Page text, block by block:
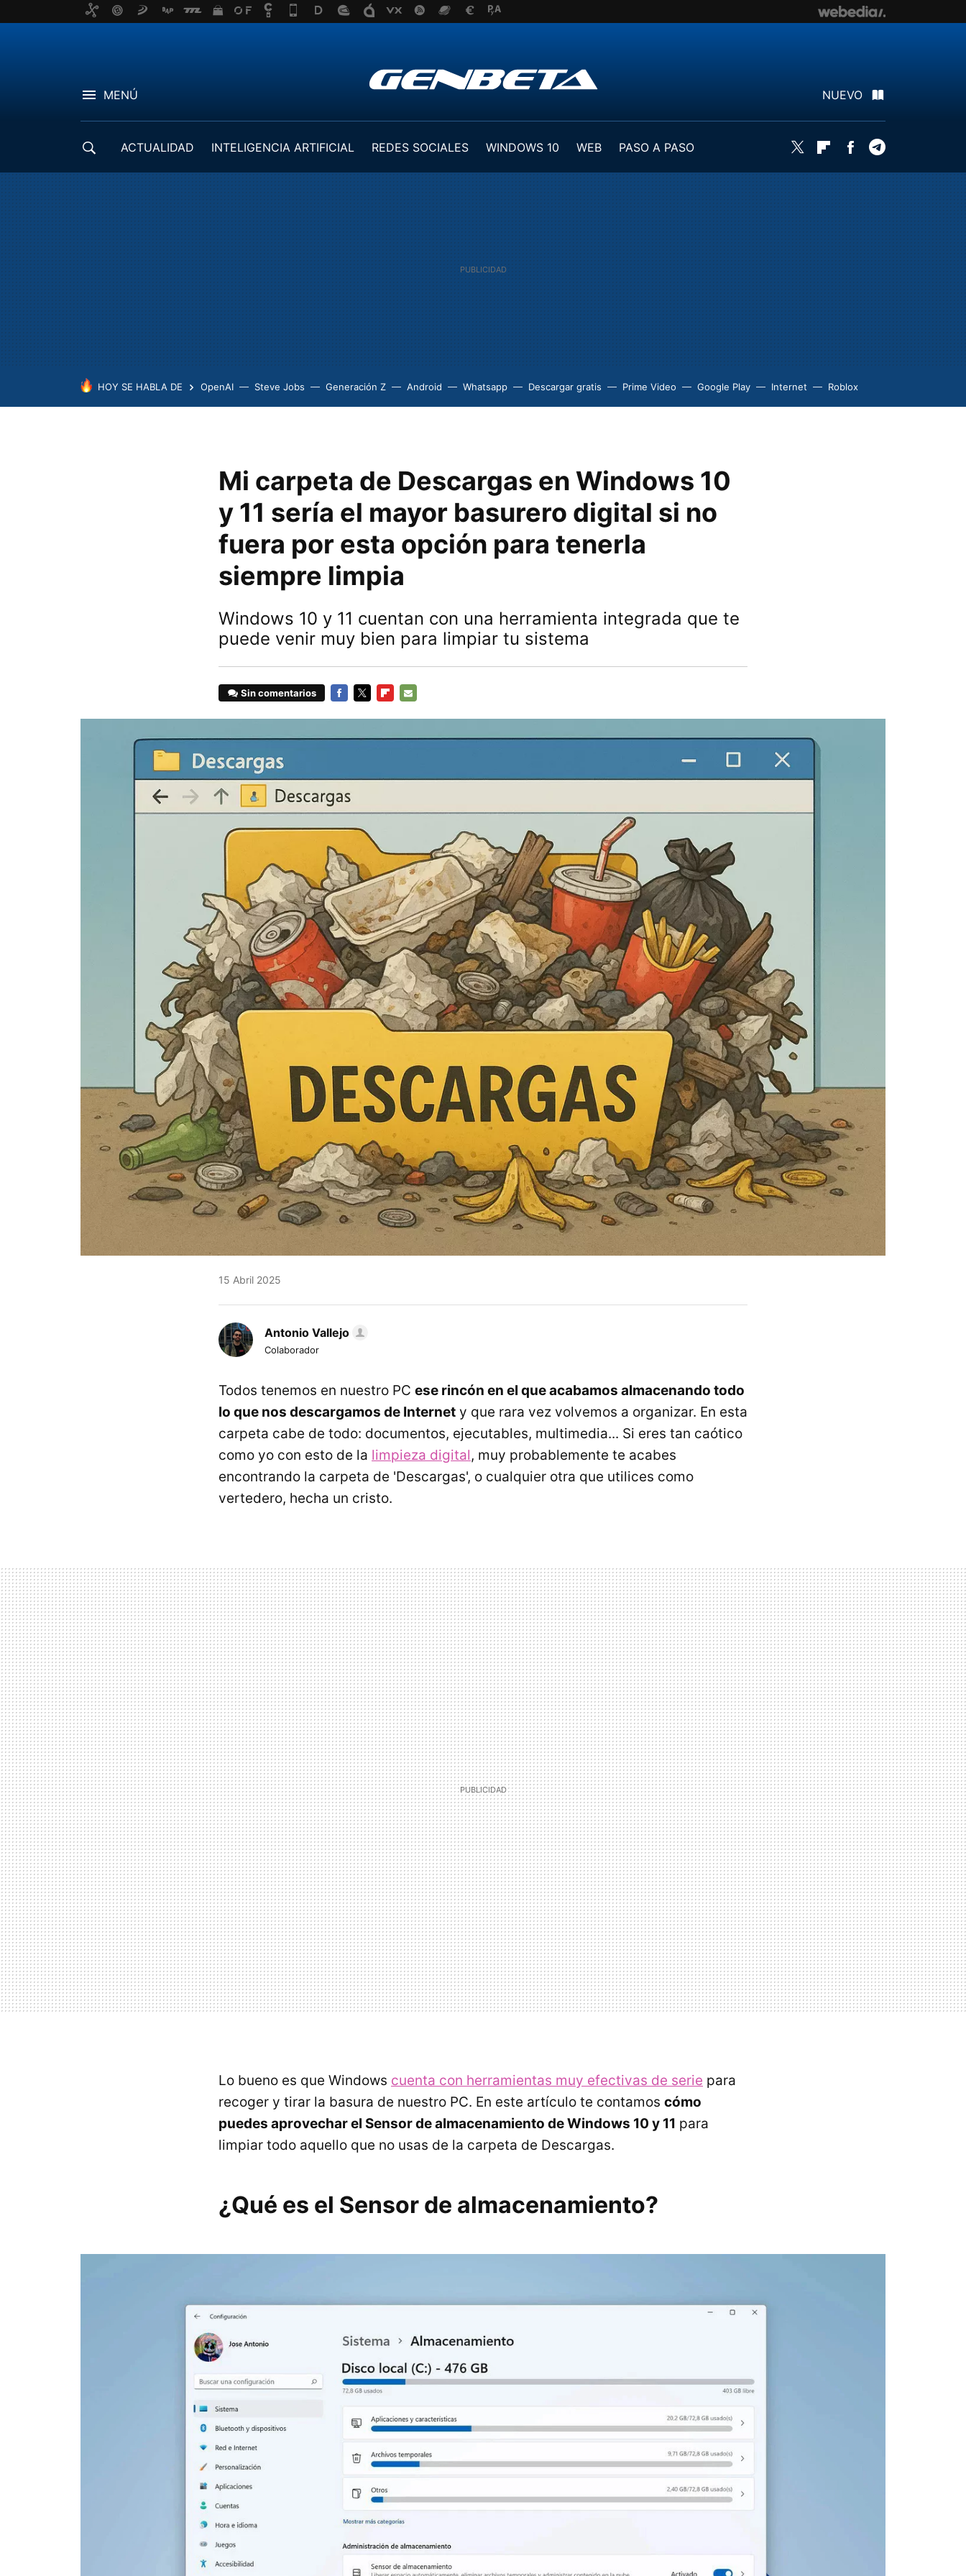
MENÚ NUEVO
ACTUALIDAD INTELIGENCIA ARTIFICIAL REDES SOCIALES WINDOWS 10 WEB
PASO A PASO
Twitter FlipboardFacebook
HOY SE HABLA DE OpenAI Steve Jobs Generación Z Android Whatsapp Descargar gratis Prime Video Google Play Internet Roblox
Mi carpeta de Descargas en Windows 10
y 11 sería el mayor basurero digital si no
fuera por esta opción para tenerla
siempre limpia
Windows 10 y 11 cuentan con una herramienta integrada que te
puede venir muy bien para limpiar tu sistema
Sin comentarios
15 Abril 2025
Antonio Vallejo
Colaborador
Todos tenemos en nuestro PC ese rincón en el que acabamos almacenando todo
lo que nos descargamos de Internet y que rara vez volvemos a organizar. En esta
carpeta cabe de todo: documentos, ejecutables, multimedia... Si eres tan caótico
como yo con esto de la limpieza digital, muy probablemente te acabes
encontrando la carpeta de 'Descargas', o cualquier otra que utilices como
vertedero, hecha un cristo.
Lo bueno es que Windows cuenta con herramientas muy efectivas de serie para
recoger y tirar la basura de nuestro PC. En este artículo te contamos cómo
puedes aprovechar el Sensor de almacenamiento de Windows 10 y 11 para
limpiar todo aquello que no usas de la carpeta de Descargas.
¿Qué es el Sensor de almacenamiento?